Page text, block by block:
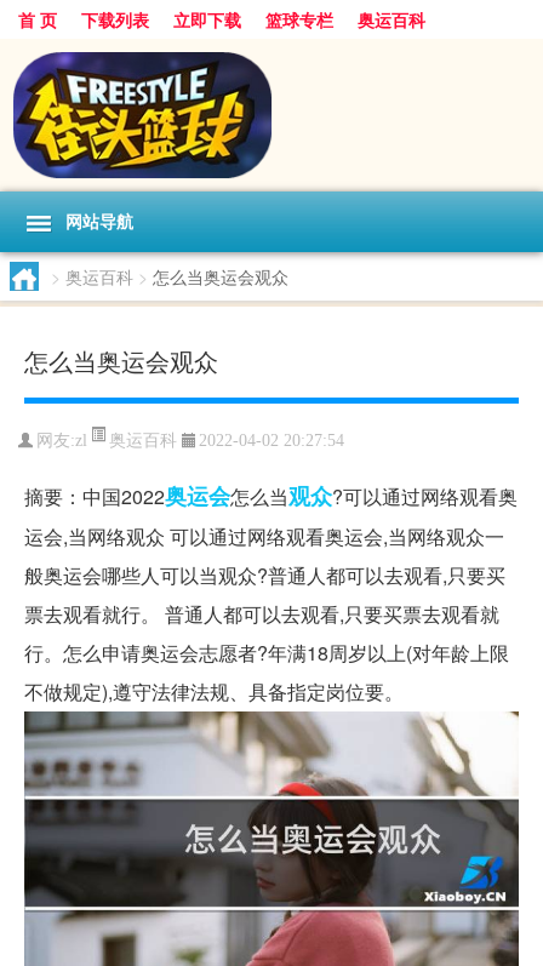
首 页 下载列表 立即下载 篮球专栏 奥运百科
网站导航
> 奥运百科 > 怎么当奥运会观众
怎么当奥运会观众
网友:zl 奥运百科 2022-04-02 20:27:54
摘要：中国2022奥运会怎么当观众?可以通过网络观看奥
运会,当网络观众 可以通过网络观看奥运会,当网络观众一
般奥运会哪些人可以当观众?普通人都可以去观看,只要买
票去观看就行。 普通人都可以去观看,只要买票去观看就
行。怎么申请奥运会志愿者?年满18周岁以上(对年龄上限
不做规定),遵守法律法规、具备指定岗位要。